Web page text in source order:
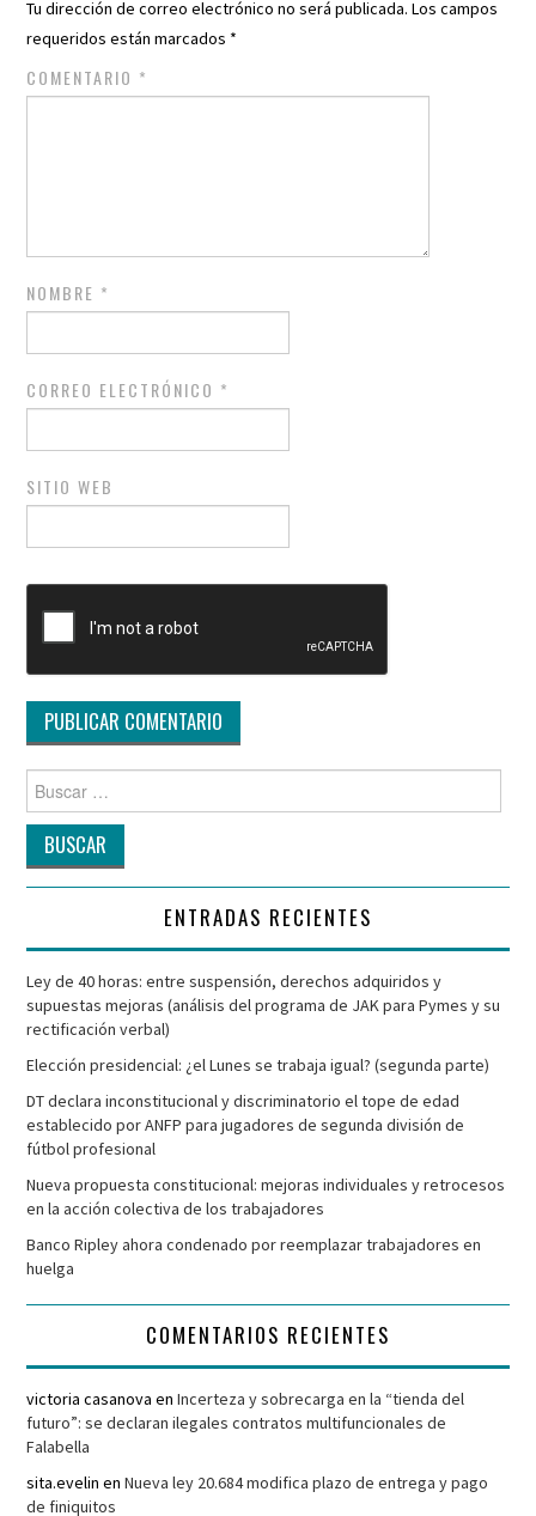
Tu dirección de correo electrónico no será publicada. Los campos
requeridos están marcados *
COMENTARIO *
NOMBRE *
CORREO ELECTRÓNICO *
SITIO WEB
Buscar
por:
ENTRADAS RECIENTES
Ley de 40 horas: entre suspensión, derechos adquiridos y
supuestas mejoras (análisis del programa de JAK para Pymes y su
rectificación verbal)
Elección presidencial: ¿el Lunes se trabaja igual? (segunda parte)
DT declara inconstitucional y discriminatorio el tope de edad
establecido por ANFP para jugadores de segunda división de
fútbol profesional
Nueva propuesta constitucional: mejoras individuales y retrocesos
en la acción colectiva de los trabajadores
Banco Ripley ahora condenado por reemplazar trabajadores en
huelga
COMENTARIOS RECIENTES
victoria casanova enIncerteza y sobrecarga en la “tienda del
futuro”: se declaran ilegales contratos multifuncionales de
Falabella
sita.evelin enNueva ley 20.684 modifica plazo de entrega y pago
de finiquitos